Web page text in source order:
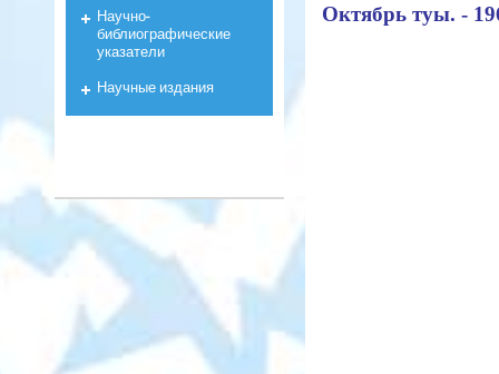
Октябрь туы. -
Научно-
библиографические
указатели
Научные издания